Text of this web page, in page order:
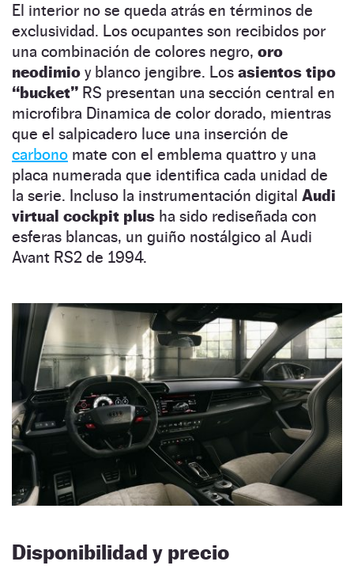
El interior no se queda atrás en términos de
exclusividad. Los ocupantes son recibidos por
una combinación de colores negro, oro
neodimio y blanco jengibre. Los asientos tipo
“bucket” RS presentan una sección central en
microfibra Dinamica de color dorado, mientras
que el salpicadero luce una inserción de
carbono mate con el emblema quattro y una
placa numerada que identifica cada unidad de
la serie. Incluso la instrumentación digital Audi
virtual cockpit plus ha sido rediseñada con
esferas blancas, un guiño nostálgico al Audi
Avant RS2 de 1994.
Disponibilidad y precio